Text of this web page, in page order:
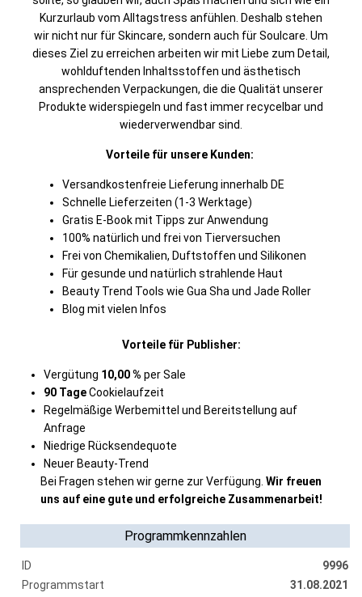
Kurzurlaub vom Alltagstress anfühlen. Deshalb stehen
wir nicht nur für Skincare, sondern auch für Soulcare. Um
dieses Ziel zu erreichen arbeiten wir mit Liebe zum Detail,
wohlduftenden Inhaltsstoffen und ästhetisch
ansprechenden Verpackungen, die die Qualität unserer
Produkte widerspiegeln und fast immer recycelbar und
wiederverwendbar sind.
Vorteile für unsere Kunden:
Versandkostenfreie Lieferung innerhalb DE
Schnelle Lieferzeiten (1-3 Werktage)
Gratis E-Book mit Tipps zur Anwendung
100% natürlich und frei von Tierversuchen
Frei von Chemikalien, Duftstoffen und Silikonen
Für gesunde und natürlich strahlende Haut
Beauty Trend Tools wie Gua Sha und Jade Roller
Blog mit vielen Infos
Vorteile für Publisher:
Vergütung 10,00 % per Sale
90 TageCookielaufzeit
Regelmäßige Werbemittel und Bereitstellung auf
Anfrage
Niedrige Rücksendequote
Neuer Beauty-Trend
Bei Fragen stehen wir gerne zur Verfügung. Wir freuen
uns auf eine gute und erfolgreiche Zusammenarbeit!
Programmkennzahlen
ID
9996
Programmstart
31.08.2021